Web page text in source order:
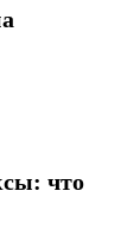
что